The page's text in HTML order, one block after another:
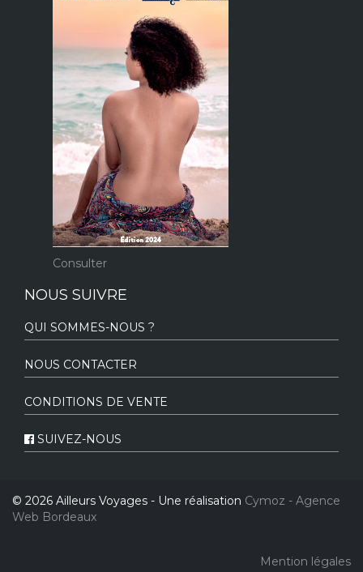
Consulter
NOUS SUIVRE
QUI SOMMES-NOUS ?
NOUS CONTACTER
CONDITIONS DE VENTE
SUIVEZ-NOUS
© 2026 Ailleurs Voyages - Une réalisation Cymoz - Agence
Web Bordeaux
Mention légales